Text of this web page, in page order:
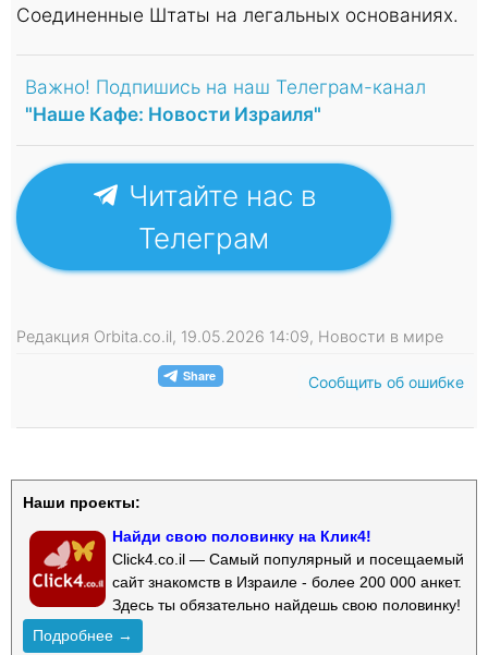
Соединенные Штаты на легальных основаниях.
Важно! Подпишись на наш Телеграм-канал
"Наше Кафе: Новости Израиля"
Читайте нас в
Телеграм
Редакция Orbita.co.il, 19.05.2026 14:09, Новости в мире
Сообщить об ошибке
Наши проекты:
Найди свою половинку на Клик4!
Click4.co.il — Самый популярный и посещаемый
сайт знакомств в Израиле - более 200 000 анкет.
Здесь ты обязательно найдешь свою половинку!
Подробнее →